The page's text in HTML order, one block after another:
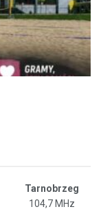
Tarnobrzeg
104,7 MHz